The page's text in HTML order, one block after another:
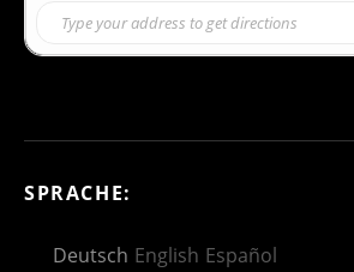
Carlos Domínguez-Nieto, director
SPRACHE:
Deutsch English Español